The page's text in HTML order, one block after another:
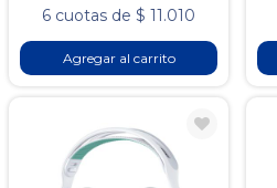
6 cuotas de $ 11.010
Agregar al carrito